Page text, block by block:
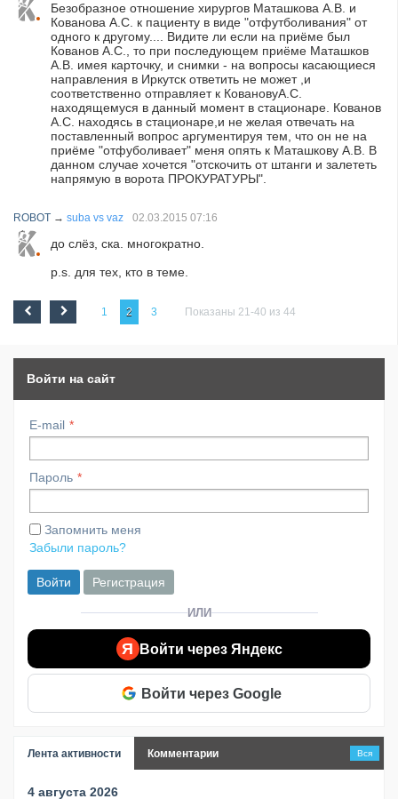
Безобразное отношение хирургов Маташкова А.В. и
Кованова А.С. к пациенту в виде "отфутболивания" от
одного к другому.... Видите ли если на приёме был
Кованов А.С., то при последующем приёме Маташков
А.В. имея карточку, и снимки - на вопросы касающиеся
направления в Иркутск ответить не может ,и
соответственно отправляет к КовановуА.С.
находящемуся в данный момент в стационаре. Кованов
А.С. находясь в стационаре,и не желая отвечать на
поставленный вопрос аргументируя тем, что он не на
приёме "отфуболивает" меня опять к Маташкову А.В. В
данном случае хочется "отскочить от штанги и залететь
напрямую в ворота ПРОКУРАТУРЫ".
ROBOT → suba vs vaz 02.03.2015 07:16
до слёз, ска. многократно.
p.s. для тех, кто в теме.
1 2 3 Показаны 21-40 из 44
Войти на сайт
E-mail
Пароль
Запомнить меня
Забыли пароль?
Войти Регистрация
ИЛИ
Я Войти через Яндекс
Войти через Google
Лента активности Комментарии Вся
4 августа 2026